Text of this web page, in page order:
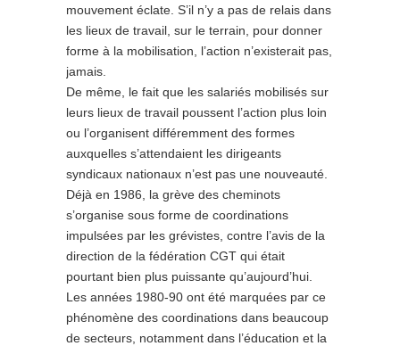
mouvement éclate. S’il n’y a pas de relais dans
les lieux de travail, sur le terrain, pour donner
forme à la mobilisation, l’action n’existerait pas,
jamais.
De même, le fait que les salariés mobilisés sur
leurs lieux de travail poussent l’action plus loin
ou l’organisent différemment des formes
auxquelles s’attendaient les dirigeants
syndicaux nationaux n’est pas une nouveauté.
Déjà en 1986, la grève des cheminots
s’organise sous forme de coordinations
impulsées par les grévistes, contre l’avis de la
direction de la fédération CGT qui était
pourtant bien plus puissante qu’aujourd’hui.
Les années 1980-90 ont été marquées par ce
phénomène des coordinations dans beaucoup
de secteurs, notamment dans l’éducation et la